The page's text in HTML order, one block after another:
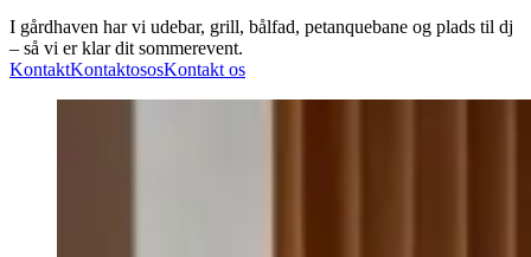
I gårdhaven har vi udebar, grill, bålfad, petanquebane og plads til dj
– så vi er klar dit sommerevent.
KontaktKontaktososKontakt os